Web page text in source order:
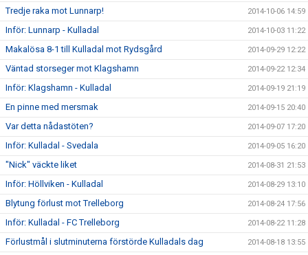
Tredje raka mot Lunnarp! 2014-10-06 14:59
Inför: Lunnarp - Kulladal 2014-10-03 11:22
Makalösa 8-1 till Kulladal mot Rydsgård 2014-09-29 12:22
Väntad storseger mot Klagshamn 2014-09-22 12:34
Inför: Klagshamn - Kulladal 2014-09-19 21:19
En pinne med mersmak 2014-09-15 20:40
Var detta nådastöten? 2014-09-07 17:20
Inför: Kulladal - Svedala 2014-09-05 16:20
"Nick" väckte liket 2014-08-31 21:53
Inför: Höllviken - Kulladal 2014-08-29 13:10
Blytung förlust mot Trelleborg 2014-08-24 17:56
Inför: Kulladal - FC Trelleborg 2014-08-22 11:28
Förlustmål i slutminuterna förstörde Kulladals dag 2014-08-18 13:55